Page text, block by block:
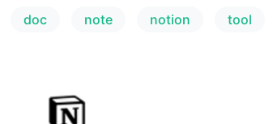
doc note notion tool